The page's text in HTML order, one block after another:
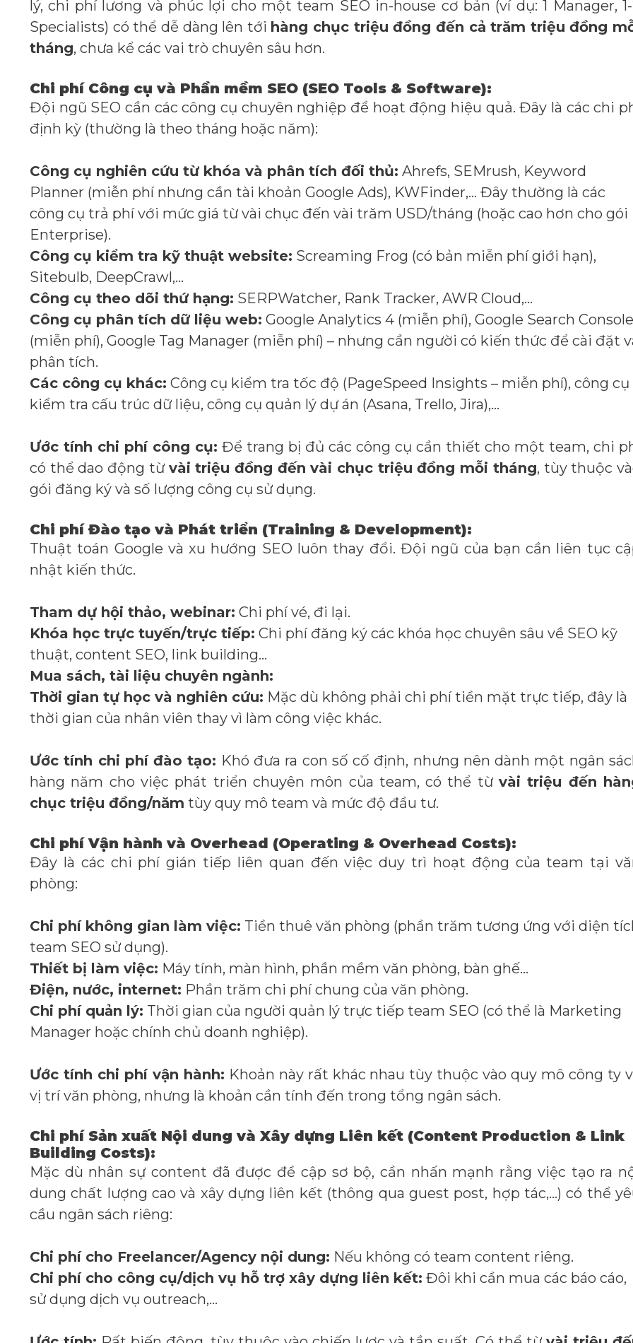
lý, chi phí lương và phúc lợi cho một team SEO in-house cơ bản (ví dụ: 1 Manager,
Specialists) có thể dễ dàng lên tới hàng chục triệu đồng đến cả trăm triệu đồng
tháng, chưa kể các vai trò chuyên sâu hơn.
Chi phí Công cụ và Phần mềm SEO (SEO Tools & Software):
Đội ngũ SEO cần các công cụ chuyên nghiệp để hoạt động hiệu quả. Đây là các chi
định kỳ (thường là theo tháng hoặc năm):
Công cụ nghiên cứu từ khóa và phân tích đối thủ: Ahrefs, SEMrush, Keyword
Planner (miễn phí nhưng cần tài khoản Google Ads), KWFinder,… Đây thường là các
công cụ trả phí với mức giá từ vài chục đến vài trăm USD/tháng (hoặc cao hơn cho gói
Enterprise).
Công cụ kiểm tra kỹ thuật website: Screaming Frog (có bản miễn phí giới hạn),
Sitebulb, DeepCrawl,…
Công cụ theo dõi thứ hạng: SERPWatcher, Rank Tracker, AWR Cloud,…
Công cụ phân tích dữ liệu web: Google Analytics 4 (miễn phí), Google Search Console
(miễn phí), Google Tag Manager (miễn phí) – nhưng cần người có kiến thức để cài đặt
phân tích.
Các công cụ khác: Công cụ kiểm tra tốc độ (PageSpeed Insights – miễn phí), công cụ
kiểm tra cấu trúc dữ liệu, công cụ quản lý dự án (Asana, Trello, Jira),…
Ước tính chi phí công cụ: Để trang bị đủ các công cụ cần thiết cho một team, chi
có thể dao động từ vài triệu đồng đến vài chục triệu đồng mỗi tháng, tùy thuộc
gói đăng ký và số lượng công cụ sử dụng.
Chi phí Đào tạo và Phát triển (Training & Development):
Thuật toán Google và xu hướng SEO luôn thay đổi. Đội ngũ của bạn cần liên tục
nhật kiến thức.
Tham dự hội thảo, webinar: Chi phí vé, đi lại.
Khóa học trực tuyến/trực tiếp: Chi phí đăng ký các khóa học chuyên sâu về SEO kỹ
thuật, content SEO, link building…
Mua sách, tài liệu chuyên ngành:
Thời gian tự học và nghiên cứu: Mặc dù không phải chi phí tiền mặt trực tiếp, đây là
thời gian của nhân viên thay vì làm công việc khác.
Ước tính chi phí đào tạo: Khó đưa ra con số cố định, nhưng nên dành một ngân
hàng năm cho việc phát triển chuyên môn của team, có thể từvài triệu đến
chục triệu đồng/năm tùy quy mô team và mức độ đầu tư.
Chi phí Vận hành và Overhead (Operating & Overhead Costs):
Đây là các chi phí gián tiếp liên quan đến việc duy trì hoạt động của team tại
phòng:
Chi phí không gian làm việc: Tiền thuê văn phòng (phần trăm tương ứng với diện
team SEO sử dụng).
Thiết bị làm việc: Máy tính, màn hình, phần mềm văn phòng, bàn ghế…
Điện, nước, internet: Phần trăm chi phí chung của văn phòng.
Chi phí quản lý: Thời gian của người quản lý trực tiếp team SEO (có thể là Marketing
Manager hoặc chính chủ doanh nghiệp).
Ước tính chi phí vận hành: Khoản này rất khác nhau tùy thuộc vào quy mô công ty
vị trí văn phòng, nhưng là khoản cần tính đến trong tổng ngân sách.
Chi phí Sản xuất Nội dung và Xây dựng Liên kết (Content Production & Link
Building Costs):
Mặc dù nhân sự content đã được đề cập sơ bộ, cần nhấn mạnh rằng việc tạo ra
dung chất lượng cao và xây dựng liên kết (thông qua guest post, hợp tác,…) có thể
cầu ngân sách riêng:
Chi phí cho Freelancer/Agency nội dung: Nếu không có team content riêng.
Chi phí cho công cụ/dịch vụ hỗ trợ xây dựng liên kết: Đôi khi cần mua các báo cáo,
sử dụng dịch vụ outreach,…